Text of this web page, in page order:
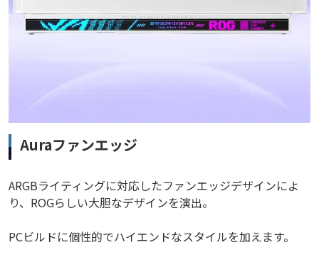
Auraファンエッジ
ARGBライティングに対応したファンエッジデザインによ
り、ROGらしい大胆なデザインを演出。
PCビルドに個性的でハイエンドなスタイルを加えます。